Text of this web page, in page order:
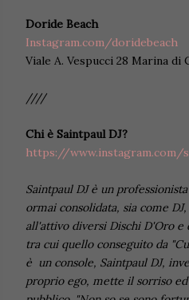
Doride Beach
Instagram.com/doridebeach
Viale A. Vespucci 28 Marina di
////
Chi è Saintpaul DJ?
https://www.instagram.com/
Saintpaul DJ è un
ormai consolidata, sia come
all'attivo diversi Dischi D'Oro e
tra cui quello conseguito da
è un console, Saintpaul DJ,
proprio ego, mette il sorriso